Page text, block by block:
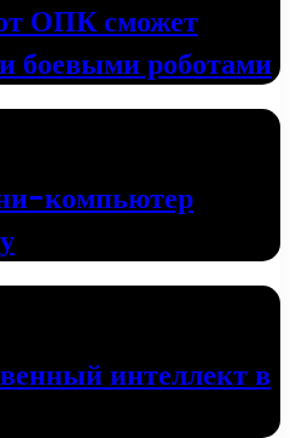
ОПК сможет
боевыми роботами
компьютер
интеллект в